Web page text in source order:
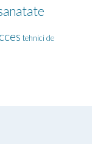
tehnici de